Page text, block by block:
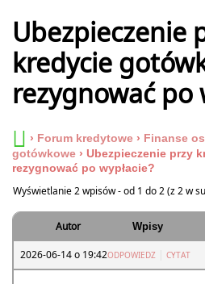
Ubezpieczenie
kredycie
rezygnować po
› Forum kredytowe › Finanse
gotówkowe › Ubezpieczenie przy
rezygnować po wypłacie?
Wyświetlanie 2 wpisów - od 1 do 2 (z 2 w
Autor Wpisy
2026-06-14 o 19:42ODPOWIEDZ CYTAT